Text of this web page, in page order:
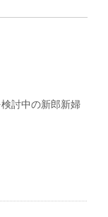
討中の新郎新婦